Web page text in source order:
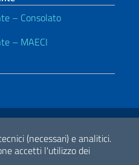
(necessari) e analitici.
accetti l'utilizzo dei
– Consolato
– MAECI